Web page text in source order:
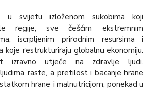
u svijetu izloženom sukobima koji
regije, sve češćim ekstremnim
iscrpljenim prirodnim resursima i
koje restrukturiraju globalnu ekonomiju.
izravno utječe na zdravlje ljudi.
raste, a pretilost i bacanje hrane
hrane i malnutricijom, ponekad u